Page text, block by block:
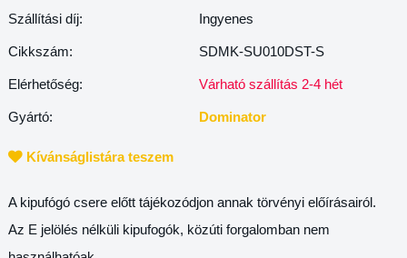
Szállítási díj: Ingyenes
Cikkszám: SDMK-SU010DST-S
Elérhetőség: Várható szállítás 2-4 hét
Gyártó: Dominator
Kívánságlistára teszem
A kipufógó csere előtt tájékozódjon annak törvényi előírásairól.
Az E jelölés nélküli kipufogók, közúti forgalomban nem